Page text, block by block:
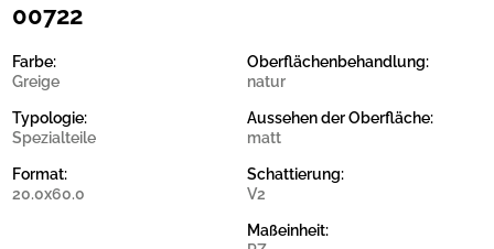
00722
Farbe:
Greige
Typologie:
Spezialteile
Format:
20.0x60.0
Oberflächenbehandlung:
natur
Aussehen der Oberfläche:
matt
Schattierung:
V2
Maßeinheit: